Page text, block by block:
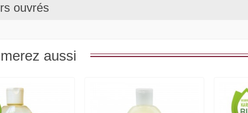
ouvrés
aussi